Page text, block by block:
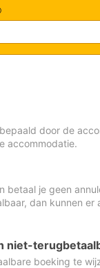
door de
accommodatie.
je geen
dan kunnen er
niet-
boeking te